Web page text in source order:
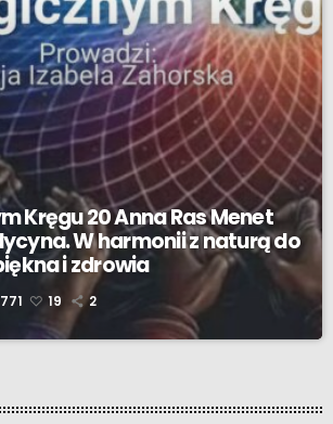
Kręgu 20 Anna Ras Menet
W harmonii z naturą do
i zdrowia
771 19 2